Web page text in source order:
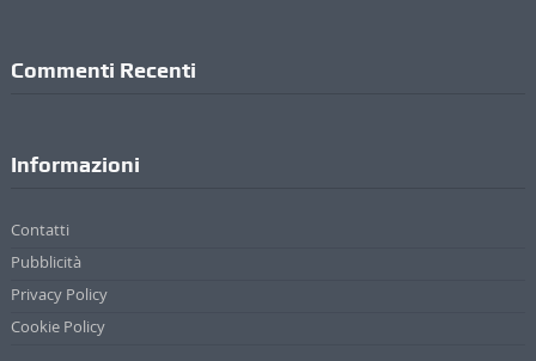
Commenti Recenti
Informazioni
Contatti
Pubblicità
Privacy Policy
Cookie Policy